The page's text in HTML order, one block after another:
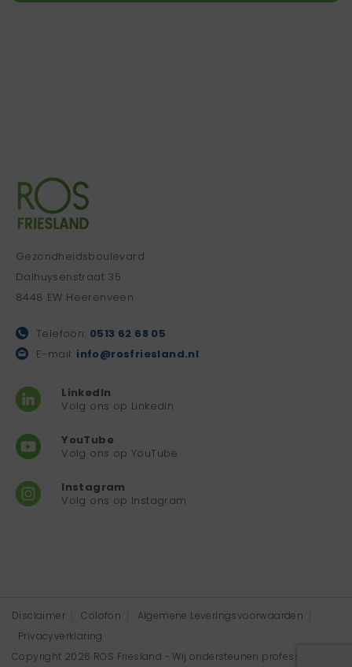
Gezondheidsboulevard
Dalhuysenstraat 35
8448 EW Heerenveen
Telefoon: 0513 62 68 05
E-mail: info@rosfriesland.nl
LinkedIn
Volg ons op Linkedin
YouTube
Volg ons op YouTube
Instagram
Volg ons op Instagram
Disclaimer Colofon
Algemene Leveringsvoorwaarden
Privacyverklaring
Copyright 2026 ROS Friesland - Wij ondersteunen professionals